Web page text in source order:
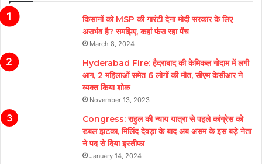
किसानों को MSP की गारंटी देना मोदी सरकार के लिए
असभंव है? समझिए, कहां फंस रहा पेंच
March 8, 2024
Hyderabad Fire: हैदराबाद की केमिकल गोदाम में लगी
आग, 2 महिलाओं समेत 6 लोगों की मौत, सीएम केसीआर ने
व्यक्त किया शोक
November 13, 2023
Congress: राहुल की न्याय यात्रा से पहले कांग्रेस को
डबल झटका, मिलिंद देवड़ा के बाद अब असम के इस बड़े नेता
ने पद से दिया इस्तीफा
January 14, 2024